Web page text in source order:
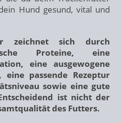
Hund gesund, vital und
zeichnet sich durch
Proteine, eine
eine ausgewogene
eine passende Rezeptur
sowie eine gute
ist nicht der
des Futters.